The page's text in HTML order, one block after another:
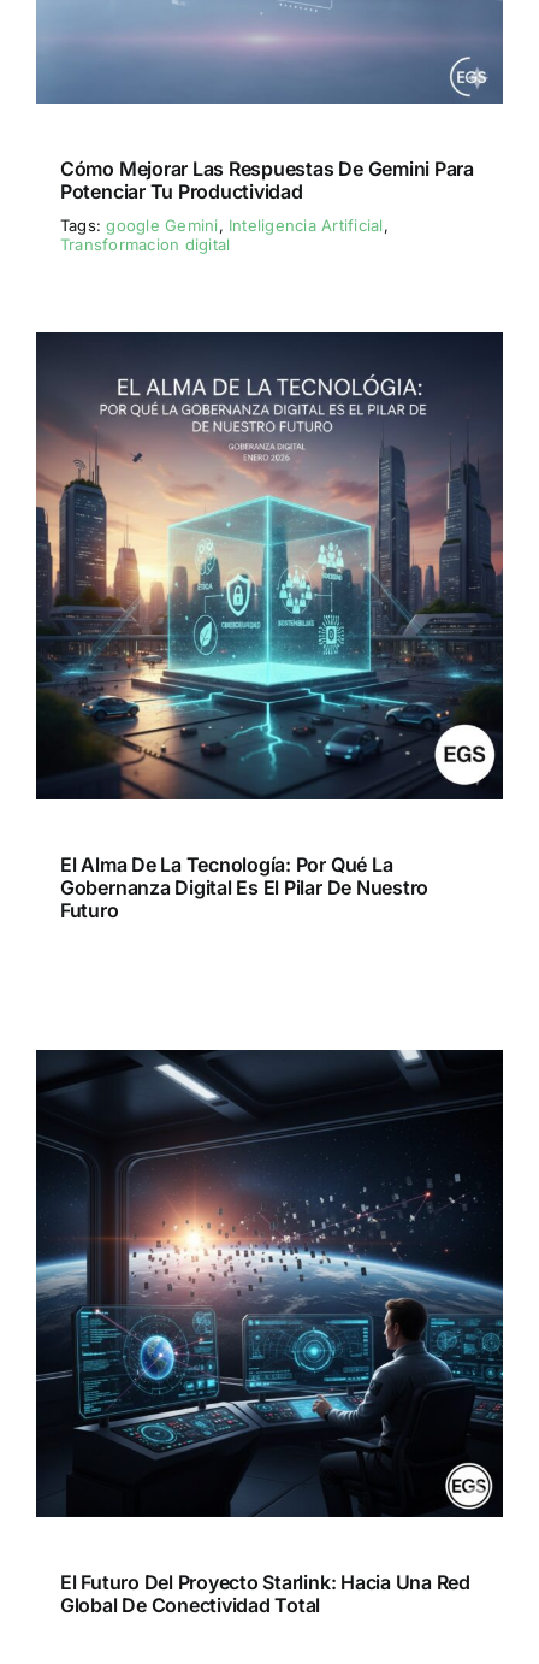
Cómo Mejorar Las Respuestas De Gemini Para
Potenciar Tu Productividad
Tags:google Gemini, Inteligencia Artificial,
Transformacion digital
El Alma De La Tecnología: Por Qué La
Gobernanza Digital Es El Pilar De Nuestro
Futuro
El Futuro Del Proyecto Starlink: Hacia Una Red
Global De Conectividad Total